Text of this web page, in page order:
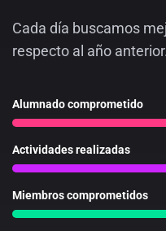
Cada día buscamos
respecto al año anterior.
Alumnado comprometido
Actividades realizadas
Miembros comprometidos